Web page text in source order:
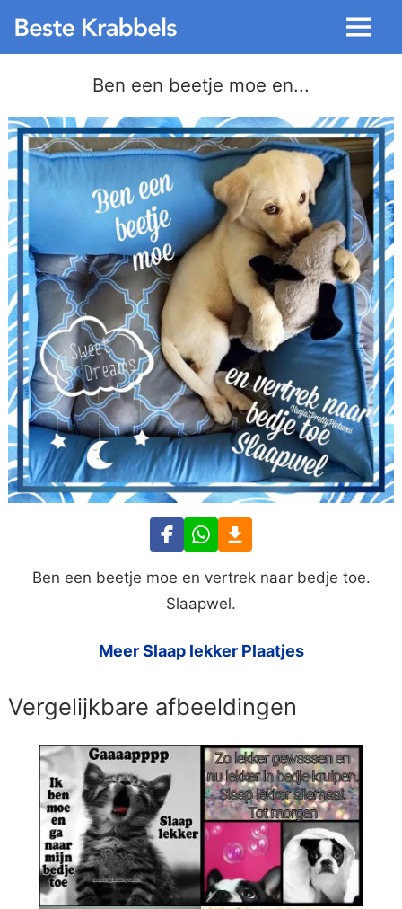
Menu
Ben een beetje moe en...
Ben een beetje moe en vertrek naar bedje toe.
Slaapwel.
Meer Slaap lekker Plaatjes
Vergelijkbare afbeeldingen